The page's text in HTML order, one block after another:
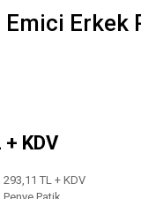
Erkek
KDV
293,11 TL + KDV